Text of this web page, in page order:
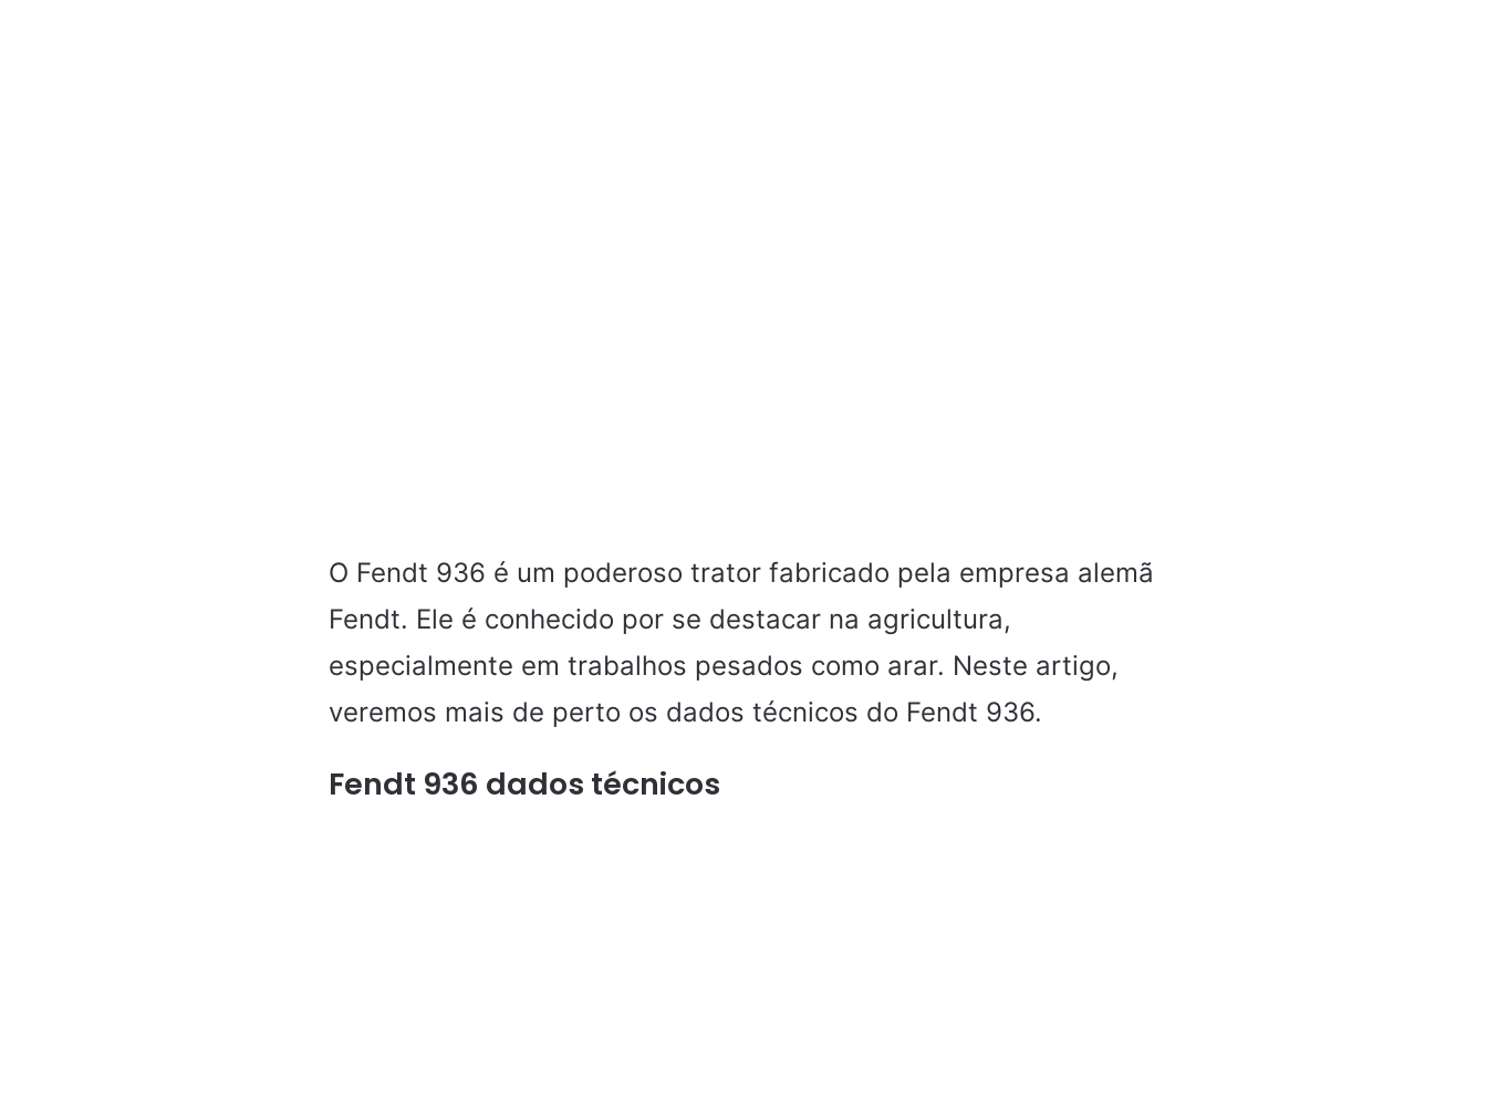
O Fendt 936 é um poderoso trator fabricado pela empresa alemã
Fendt. Ele é conhecido por se destacar na agricultura,
especialmente em trabalhos pesados ​​como arar. Neste artigo,
veremos mais de perto os dados técnicos do Fendt 936.
Fendt 936 dados técnicos